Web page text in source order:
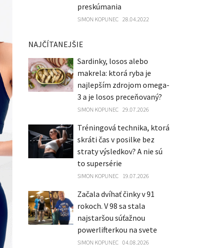
preskúmania
SIMON KOPUNEC 28.04.2022
NAJČÍTANEJŠIE
Sardinky, losos alebo
makrela: ktorá ryba je
najlepším zdrojom omega-
3 a je losos preceňovaný?
SIMON KOPUNEC 29.07.2026
Tréningová technika, ktorá
skráti čas v posilke bez
straty výsledkov? A nie sú
to supersérie
SIMON KOPUNEC 19.07.2026
Začala dvíhať činky v 91
rokoch. V 98 sa stala
najstaršou súťažnou
powerlifterkou na svete
SIMON KOPUNEC 04.08.2026